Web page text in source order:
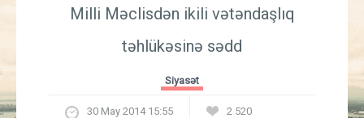
İqtisadiyyat
Milli Məclisdən ikili vətəndaşlıq
təhlükəsinə sədd
Siyasət
30 May 2014 15:55 2 520